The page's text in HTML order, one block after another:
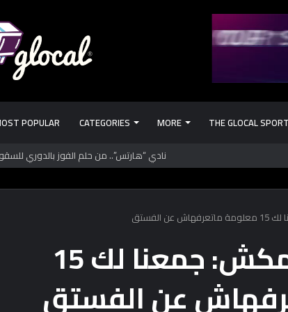
POPULAR CATEGORIES MORE THE GLOCAL
كل حاجة محتاج تعرفها عن طرابزون سبور.. فريق “محمد صـلاح”
موضوع مايهمكش: جمعنا لك 15
عن الفستق